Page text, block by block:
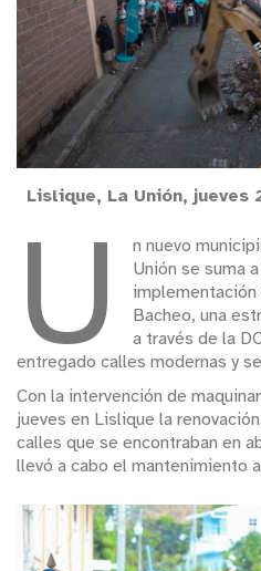
Lislique, La Unión,
U
n nuevo
Unión se suma
implementación
Bacheo, una
a través de la
entregado calles modernas y
Con la intervención de
jueves en Lislique la
calles que se encontraban en
llevó a cabo el mantenimiento